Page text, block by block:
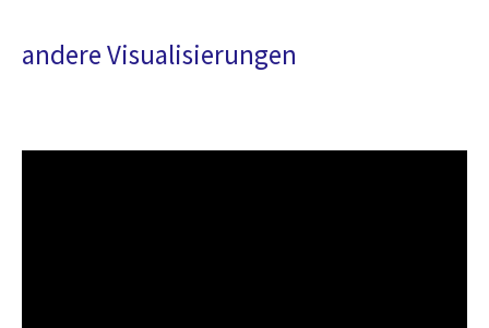
andere Visualisierungen